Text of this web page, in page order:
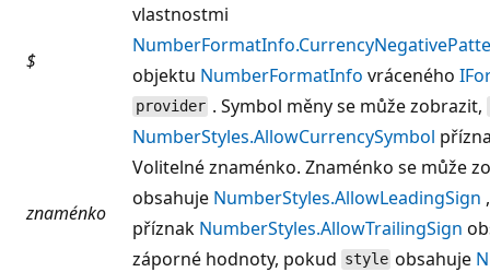
$
vlastnostmi
objektu NumberFormatInfo vráceného
provider . Symbol měny se může zobrazit,
NumberStyles.AllowCurrencySymbol
znaménko
Volitelné znaménko. Znaménko se může
obsahuje NumberStyles.AllowLeadingSign
příznak NumberStyles.AllowTrailingSign
záporné hodnoty, pokud style obsahuje